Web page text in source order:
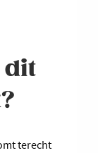
dit
terecht